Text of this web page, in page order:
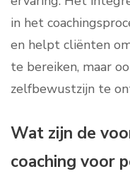
in het
en helpt cliënten
te bereiken, maar
zelfbewustzijn te
Wat zijn de
coaching voor